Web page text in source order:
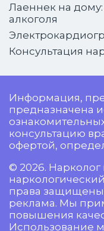
Лаеннек на
алкоголя
Консультация
Информация,
предназначена
консультацию
офертой,
© 2026.
права защищены.
реклама. Мы
повышения
Использование